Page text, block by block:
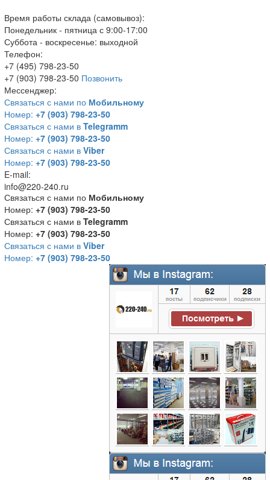
Время работы склада (самовывоз):
Понедельник - пятница с 9:00-17:00
Суббота - воскресенье: выходной
Телефон:
+7 (495) 798-23-50
+7 (903) 798-23-50 Позвонить
Мессенджер:
Связаться с нами по Мобильному
Номер: +7 (903) 798-23-50
Связаться с нами в Telegramm
Номер: +7 (903) 798-23-50
Связаться с нами в Viber
Номер: +7 (903) 798-23-50
E-mail:
info@220-240.ru
Связаться с нами по Мобильному
Номер: +7 (903) 798-23-50
Связаться с нами в Telegramm
Номер: +7 (903) 798-23-50
Связаться с нами в Viber
Номер: +7 (903) 798-23-50